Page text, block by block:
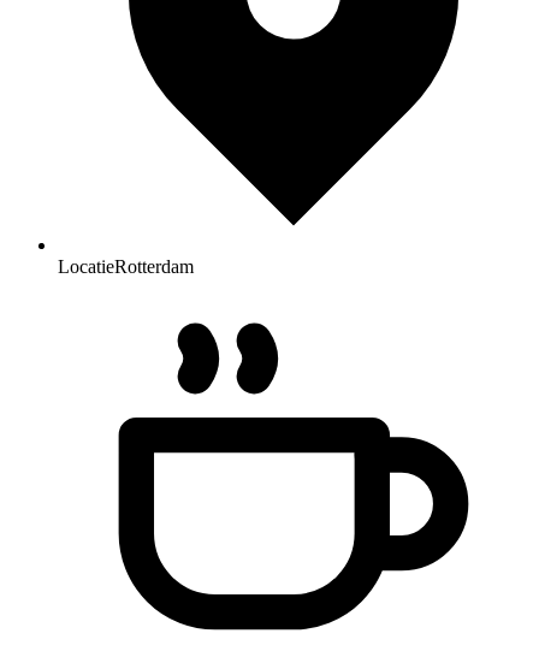
LocatieRotterdam